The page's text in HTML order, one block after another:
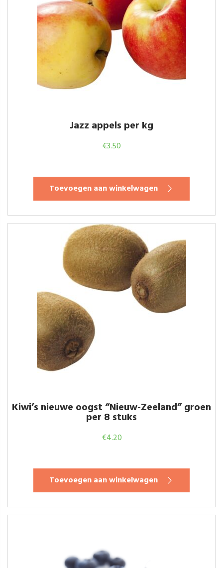
Jazz appels per kg
€3.50
Toevoegen aan winkelwagen
Kiwi’s nieuwe oogst “Nieuw-Zeeland” groen
per 8 stuks
€4.20
Toevoegen aan winkelwagen